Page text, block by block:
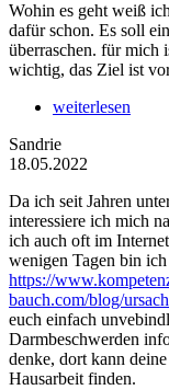
Wohin es geht weiß
dafür schon. Es soll
überraschen. für mich
wichtig, das Ziel ist
weiterlesen
Sandrie
18.05.2022
Da ich seit Jahren
interessiere ich mich
ich auch oft im
wenigen Tagen bin
https://
bauch.com/blog/
euch einfach
Darmbeschwerden
denke, dort kann
Hausarbeit finden.